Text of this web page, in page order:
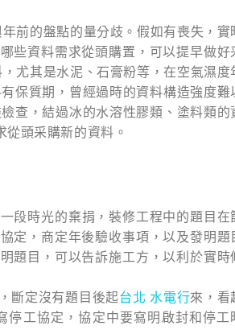
前的盤點的量分歧。假如有喪失，實
些資料需求從頭購置，可以提早做好
尤其是水泥、石膏粉等，在空氣濕度
保質期，曾經過時的資料構造強度難
查，結過冰的水溶性膠類、塗料類的
頭采購新的資料。
段時光的棄捐，裝修工程中的題目在
定，商定年後驗收事項，以及發明題
題目，可以告訴施工方，以利於實時
斷定沒有題目後起台北 水電行來，看
停工協定，協定中要寫明啟封和停工